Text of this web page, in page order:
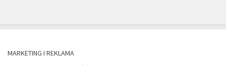
MARKETING I REKLAMA